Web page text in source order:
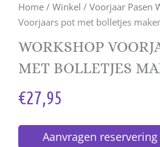
Home / Winkel / Voorjaar Pasen
Voorjaars pot met bolletjes
WORKSHOP
MET BOLLETJES
€27,95
Aanvragen reservering